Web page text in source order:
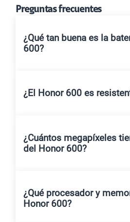
Preguntas frecuentes
¿Qué tan buena es la
600?
¿El Honor 600 es
¿Cuántos megapíxeles
del Honor 600?
¿Qué procesador y
Honor 600?